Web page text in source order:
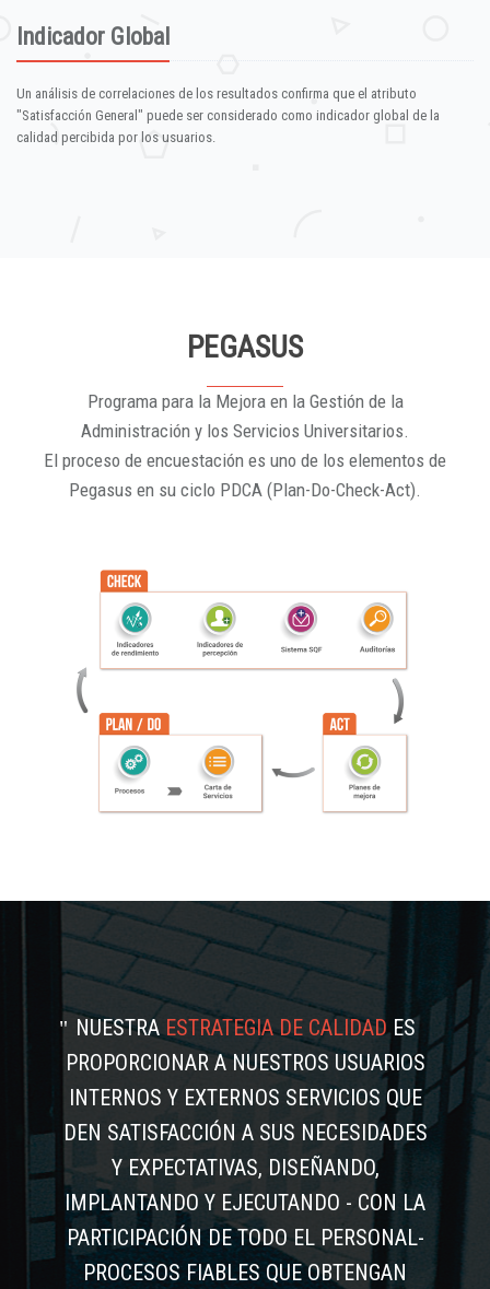
Indicador Global
Un análisis de correlaciones de los resultados confirma que el atributo
"Satisfacción General" puede ser considerado como indicador global de la
calidad percibida por los usuarios.
PEGASUS
Programa para la Mejora en la Gestión de la
Administración y los Servicios Universitarios.
El proceso de encuestación es uno de los elementos de
Pegasus en su ciclo PDCA (Plan-Do-Check-Act).
NUESTRAESTRATEGIA DE CALIDADES
PROPORCIONAR A NUESTROS USUARIOS
INTERNOS Y EXTERNOS SERVICIOS QUE
DEN SATISFACCIÓN A SUS NECESIDADES
Y EXPECTATIVAS, DISEÑANDO,
IMPLANTANDO Y EJECUTANDO - CON LA
PARTICIPACIÓN DE TODO EL PERSONAL-
PROCESOS FIABLES QUE OBTENGAN